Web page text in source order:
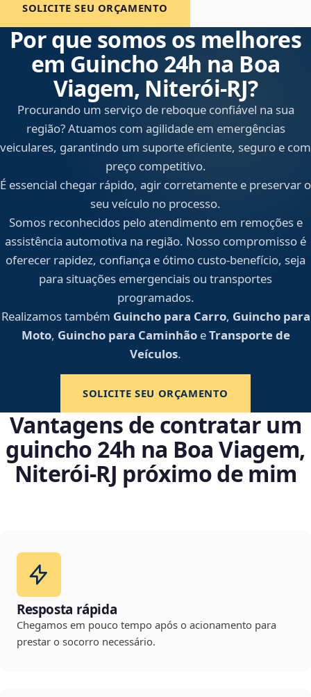
SOLICITE SEU ORÇAMENTO
Por que somos os melhores
em Guincho 24h na Boa
Viagem, Niterói‑RJ?
Procurando um serviço de reboque confiável na sua
região? Atuamos com agilidade em emergências
veiculares, garantindo um suporte eficiente, seguro e com
preço competitivo.
É essencial chegar rápido, agir corretamente e preservar o
seu veículo no processo.
Somos reconhecidos pelo atendimento em remoções e
assistência automotiva na região. Nosso compromisso é
oferecer rapidez, confiança e ótimo custo-benefício, seja
para situações emergenciais ou transportes
programados.
Realizamos também Guincho para Carro, Guincho para
Moto, Guincho para CaminhãoeTransporte de
Veículos.
SOLICITE SEU ORÇAMENTO
Vantagens de contratar um
guincho 24h na Boa Viagem,
Niterói‑RJ próximo de mim
Resposta rápida
Chegamos em pouco tempo após o acionamento para
prestar o socorro necessário.